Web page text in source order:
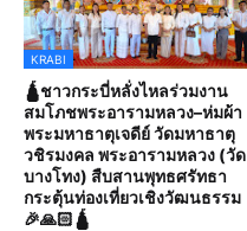
KRABI
🛕ชาวกระบี่หลั่งไหลร่วมงาน
สมโภชพระอารามหลวง–ห่มผ้า
พระมหาธาตุเจดีย์ วัดมหาธาตุ
วชิรมงคล พระอารามหลวง (วัด
บางโทง) สืบสานพุทธศรัทธา
กระตุ้นท่องเที่ยวเชิงวัฒนธรรม
🎉🙏🏻🛕